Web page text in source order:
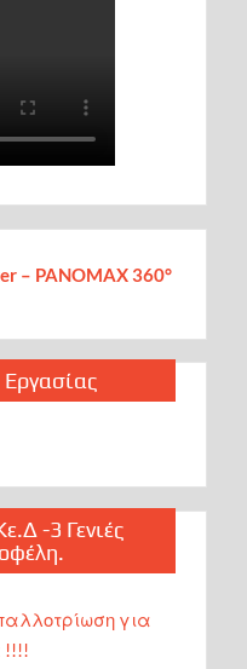
– PANOMAX 360°
Εργασίας
-3 Γενιές
για
!!!!